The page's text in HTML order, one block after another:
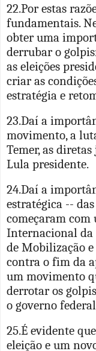
22.Por estas
fundamentais.
obter uma
derrubar o
as eleições
criar as
estratégia e
23.Daí a
movimento, a
Temer, as
Lula presidente.
24.Daí a
estratégica --
começaram
Internacional da
de Mobilização
contra o fim da
um movimento
derrotar os
o governo
25.É evidente
eleição e um